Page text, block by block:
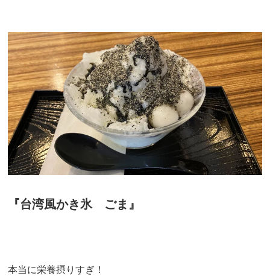
『台湾風かき氷 ごま』
本当に栄養摂りすぎ！